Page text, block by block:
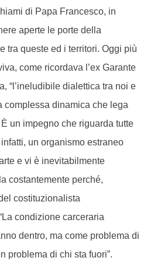
di Papa Francesco, in
aperte le porte della
tra queste ed i territori. Oggi più
come ricordava l’ex Garante
“l’ineludibile dialettica tra noi e
complessa dinamica che lega
un impegno che riguarda tutte
un organismo estraneo
e vi è inevitabilmente
costantemente perché,
costituzionalista
condizione carceraria
dentro, ma come problema di
problema di chi sta fuori”.